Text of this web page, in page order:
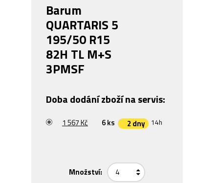
Barum
QUARTARIS 5
195/50 R15
82H TL M+S
3PMSF
Doba dodání zboží na servis:
1 567 Kč 6 ks 2 dny 14h
Množství: